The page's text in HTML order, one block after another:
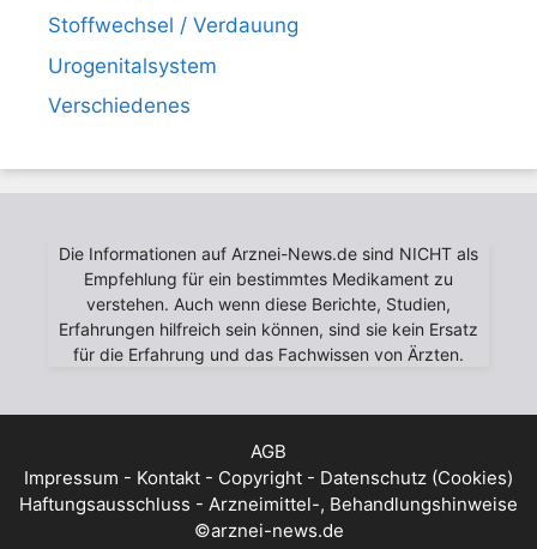
Stoffwechsel / Verdauung
Urogenitalsystem
Verschiedenes
Die Informationen auf Arznei-News.de sind NICHT als
Empfehlung für ein bestimmtes Medikament zu
verstehen. Auch wenn diese Berichte, Studien,
Erfahrungen hilfreich sein können, sind sie kein Ersatz
für die Erfahrung und das Fachwissen von Ärzten.
AGB
Impressum - Kontakt - Copyright - Datenschutz (Cookies)
Haftungsausschluss - Arzneimittel-, Behandlungshinweise
©arznei-news.de